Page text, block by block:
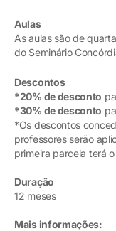
Aulas
As aulas são de
do Seminário
Descontos
*20% de desconto
*30% de desconto
*Os descontos
professores serão
primeira parcela terá
Duração
12 meses
Mais informações: